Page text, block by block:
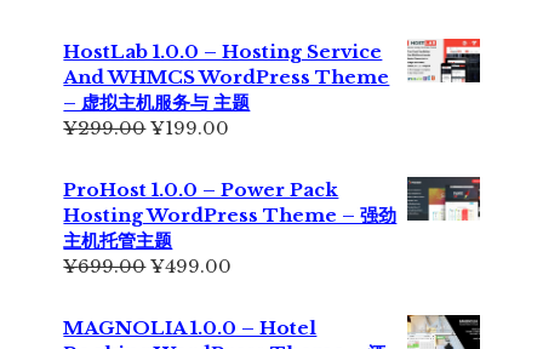
为：
¥355.00。
格
为：
¥229.00。
HostLab 1.0.0 – Hosting Service
And WHMCS WordPress Theme
– 虚拟主机服务与 主题
¥299.00原
为：
¥299.00。
¥199.00
格
为：
ProHost 1.0.0 – Power Pack
Hosting WordPress Theme – 强劲
主机托管主题
¥699.00原
¥699.00。
¥499.00
格
MAGNOLIA 1.0.0 – Hotel